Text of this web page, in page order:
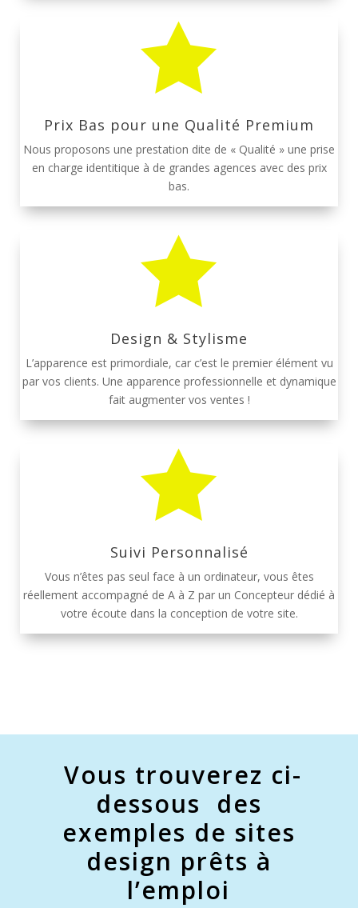

Prix Bas pour une Qualité Premium
Nous proposons une prestation dite de « Qualité » une prise
en charge identitique à de grandes agences avec des prix
bas.

Design & Stylisme
L’apparence est primordiale, car c’est le premier élément vu
par vos clients. Une apparence professionnelle et dynamique
fait augmenter vos ventes !

Suivi Personnalisé
Vous n’êtes pas seul face à un ordinateur, vous êtes
réellement accompagné de A à Z par un Concepteur dédié à
votre écoute dans la conception de votre site.
Vous trouverez ci-
dessous des
exemples de sites
design prêts à
l’emploi